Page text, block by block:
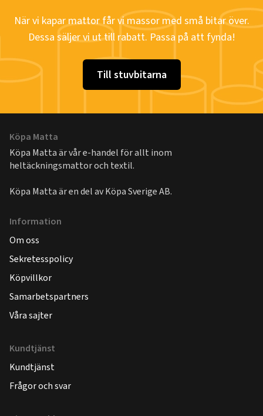
När vi kapar mattor får vi massor med små bitar över.
Dessa säljer vi ut till rabatt. Passa på att fynda!
Till stuvbitarna
Köpa Matta
Köpa Matta är vår e-handel för allt inom
heltäckningsmattor och textil.
Köpa Matta är en del avKöpa Sverige AB.
Information
Om oss
Sekretesspolicy
Köpvillkor
Samarbetspartners
Våra sajter
Kundtjänst
Kundtjänst
Frågor och svar